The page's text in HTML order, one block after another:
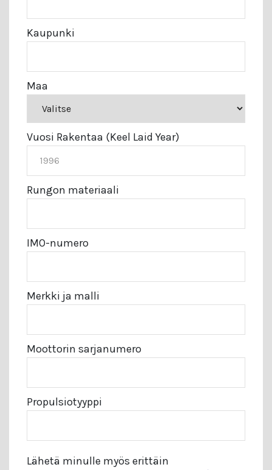
Kaupunki
Maa
Vuosi Rakentaa (Keel Laid Year)
Rungon materiaali
IMO-numero
Merkki ja malli
Moottorin sarjanumero
Propulsiotyyppi
Lähetä minulle myös erittäin